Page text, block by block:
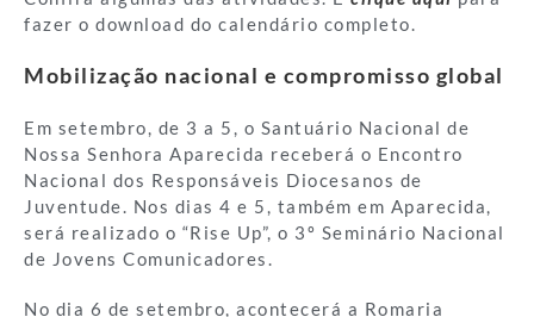
fazer o download do calendário completo.
Mobilização nacional e compromisso global
Em setembro, de 3 a 5, o Santuário Nacional de
Nossa Senhora Aparecida receberá o Encontro
Nacional dos Responsáveis Diocesanos de
Juventude. Nos dias 4 e 5, também em Aparecida,
será realizado o “Rise Up”, o 3º Seminário Nacional
de Jovens Comunicadores.
No dia 6 de setembro, acontecerá a Romaria